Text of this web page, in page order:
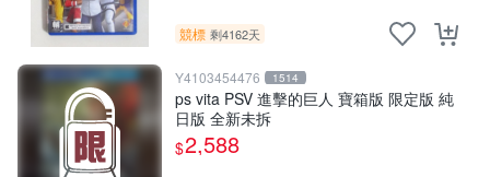
競標 剩4162天
Y4103454476 1514
ps vita PSV 進擊的巨人 寶箱版 限定版 純
日版 全新未拆
$2,588